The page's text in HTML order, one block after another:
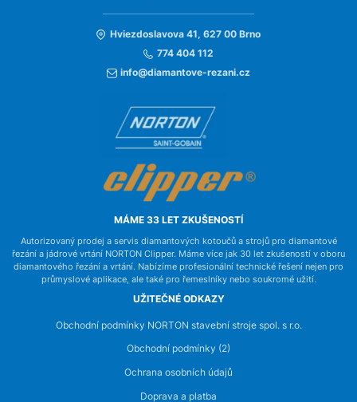
Hviezdoslavova 41, 627 00 Brno
774 404 112
info@diamantove-rezani.cz
MÁME 33 LET ZKUŠENOSTÍ
Autorizovaný prodej a servis diamantových kotoučů a strojů pro diamantové
řezání a jádrové vrtání NORTON Clipper. Máme více jak 30 let zkušeností v oboru
diamantového řezání a vrtání. Nabízíme profesionální technické řešení nejen pro
průmyslové aplikace, ale také pro řemeslníky nebo soukromé užití.
UŽITEČNÉ ODKAZY
Obchodní podmínky NORTON stavební stroje spol. s r.o.
Obchodní podmínky (2)
Ochrana osobních údajů
Doprava a platba